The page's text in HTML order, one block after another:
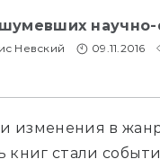
научно-
Невский 09.11.2016
изменения в
книг стали